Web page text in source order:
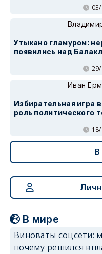
Утыкано гламуром:
появились над
Иван
Избирательная игра
роль политического
В мире
Виноваты соцсети:
почему решился